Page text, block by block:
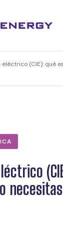
eléctrico (CIE): qué